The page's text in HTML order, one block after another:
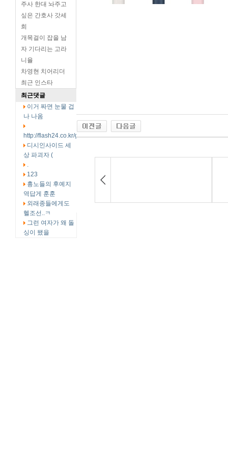
주사 한대 놔주고
싶은 간호사 갓세
희
개목걸이 잡을 남
자 기다리는 고라
니율
차영현 치어리더
최근 인스타
최근댓글
이거 짜면 눈물 겁
나 나옴
http://flash24.co.kr/g4/bb
디시인사이드 세
상 파괴자 (
.
123
흉노들의 후예지
역답게 훈훈
외래종들에게도
헬조선..ㅋ
그런 여자가 왜 돌
싱이 됐을